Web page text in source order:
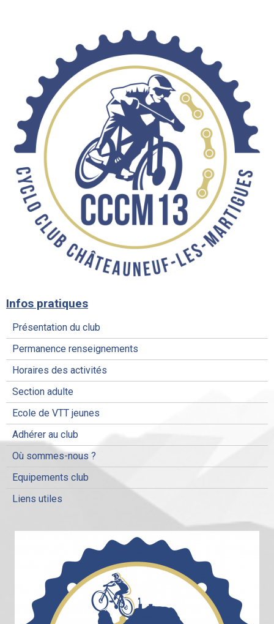
Infos pratiques
Présentation du club
Permanence renseignements
Horaires des activités
Section adulte
Ecole de VTT jeunes
Adhérer au club
Où sommes-nous ?
Equipements club
Liens utiles